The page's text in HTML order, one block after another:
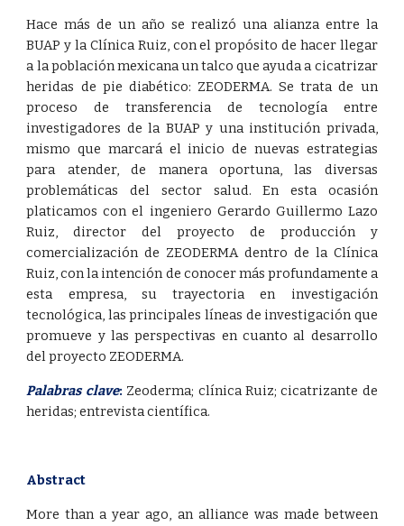
Hace más de un año se realizó una alianza entre la
BUAP y la Clínica Ruiz, con el propósito de hacer llegar
a la población mexicana un talco que ayuda a cicatrizar
heridas de pie diabético: ZEODERMA. Se trata de un
proceso de transferencia de tecnología entre
investigadores de la BUAP y una institución privada,
mismo que marcará el inicio de nuevas estrategias
para atender, de manera oportuna, las diversas
problemáticas del sector salud. En esta ocasión
platicamos con el ingeniero Gerardo Guillermo Lazo
Ruiz, director del proyecto de producción y
comercialización de ZEODERMA dentro de la Clínica
Ruiz, con la intención de conocer más profundamente a
esta empresa, su trayectoria en investigación
tecnológica, las principales líneas de investigación que
promueve y las perspectivas en cuanto al desarrollo
del proyecto ZEODERMA.
Palabras clave: Zeoderma; clínica Ruiz; cicatrizante de
heridas; entrevista científica.
Abstract
More than a year ago, an alliance was made between